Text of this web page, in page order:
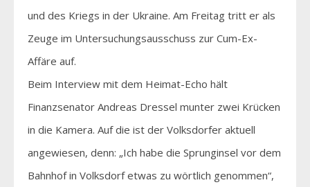
und des Kriegs in der Ukraine. Am Freitag tritt er als
Zeuge im Untersuchungsausschuss zur Cum-Ex-
Affäre auf.
Beim Interview mit dem Heimat-Echo hält
Finanzsenator Andreas Dressel munter zwei Krücken
in die Kamera. Auf die ist der Volksdorfer aktuell
angewiesen, denn: „Ich habe die Sprunginsel vor dem
Bahnhof in Volksdorf etwas zu wörtlich genommen“,